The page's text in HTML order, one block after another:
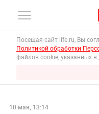
Посещая сайт life.ru, Вы
Политикой обработки
файлов cookie, указанных в
10 мая, 13:14